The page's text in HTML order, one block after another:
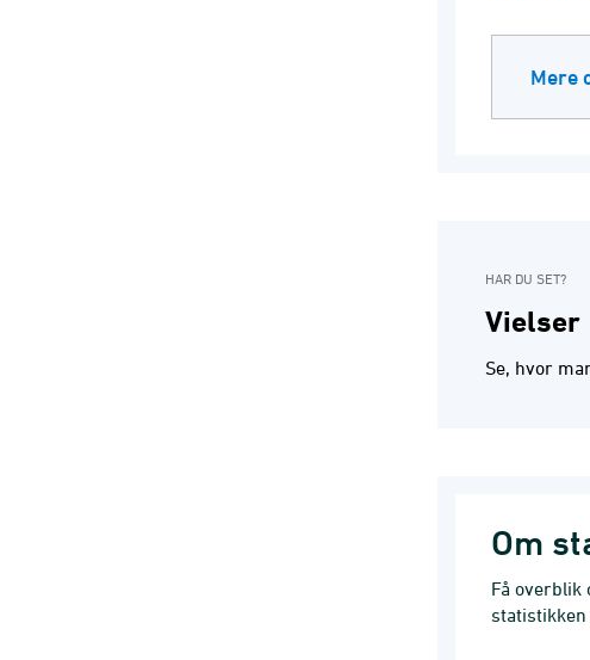
Mere
HAR DU SET?
Vielser
Se, hvor
Om
Få overblik
statistikken